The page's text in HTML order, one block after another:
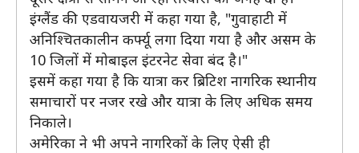
इंग्लैंड की एडवायजरी में कहा गया है, "गुवाहाटी में
अनिश्चितकालीन कर्फ्यू लगा दिया गया है और असम के
10 जिलों में मोबाइल इंटरनेट सेवा बंद है।"
इसमें कहा गया है कि यात्रा कर ब्रिटिश नागरिक स्थानीय
समाचारों पर नजर रखे और यात्रा के लिए अधिक समय
निकाले।
अमेरिका ने भी अपने नागरिकों के लिए ऐसी ही